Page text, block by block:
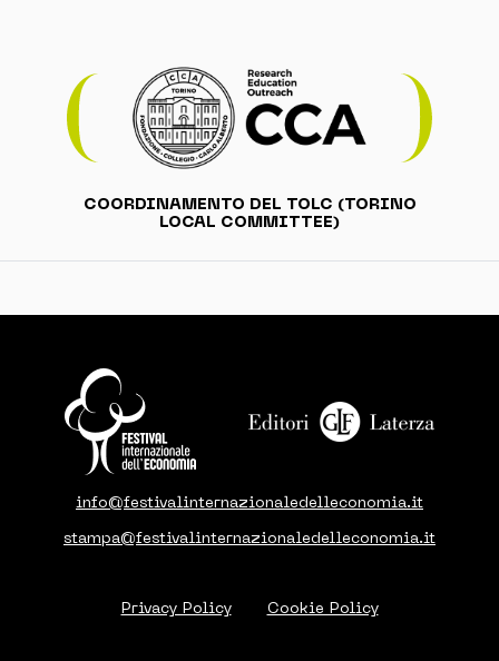
COORDINAMENTO DEL TOLC (TORINO
LOCAL COMMITTEE)
info@festivalinternazionaledelleconomia.it
stampa@festivalinternazionaledelleconomia.it
Privacy Policy Cookie Policy